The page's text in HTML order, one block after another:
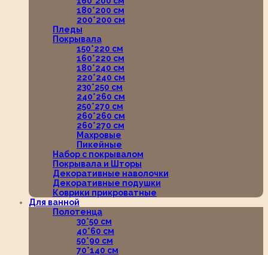
180*200 см
200*200 см
Пледы
Покрывала
150*220 см
160*220 см
180*240 см
220*240 см
230*250 см
240*260 см
250*270 см
260*260 см
260*270 см
Махровые
Пикейные
Набор с покрывалом
Покрывала и Шторы
Декоративные наволочки
Декоративные подушки
Коврики прикроватные
Для ванной
Полотенца
30*50 см
40*60 см
50*90 см
70*140 см